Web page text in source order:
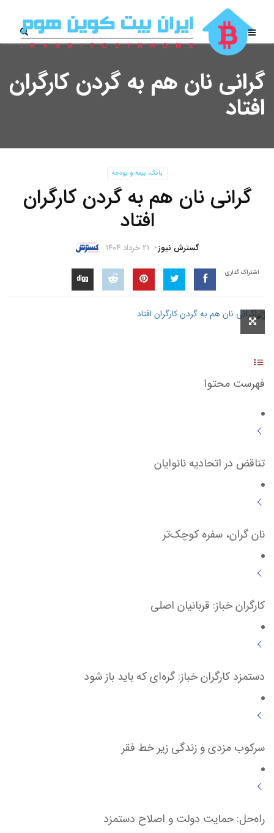
گرانی نان هم به گردن کارگران
افتاد
بانک، بیمه و بودجه
گرانی نان هم به گردن کارگران
افتاد
گسترش نیوز ۲۱ خرداد ۱۴۰۴
اشتراک گذاری
فهرست محتوا
تناقض در اتحادیه نانوایان
نان گران، سفره کوچک‌تر
کارگران خباز: قربانیان اصلی
دستمزد کارگران خباز: گره‌ای که باید باز شود
سرکوب مزدی و زندگی زیر خط فقر
راه‌حل: حمایت دولت و اصلاح دستمزد